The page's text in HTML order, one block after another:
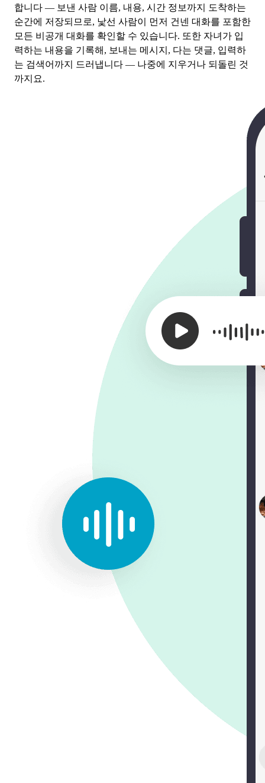
합니다 — 보낸 사람 이름, 내용, 시간 정보까지 도착하는
순간에 저장되므로, 낯선 사람이 먼저 건넨 대화를 포함한
모든 비공개 대화를 확인할 수 있습니다. 또한 자녀가 입
력하는 내용을 기록해, 보내는 메시지, 다는 댓글, 입력하
는 검색어까지 드러냅니다 — 나중에 지우거나 되돌린 것
까지요.